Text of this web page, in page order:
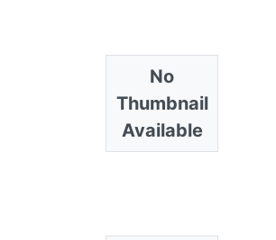
No
Thumbnail
Available